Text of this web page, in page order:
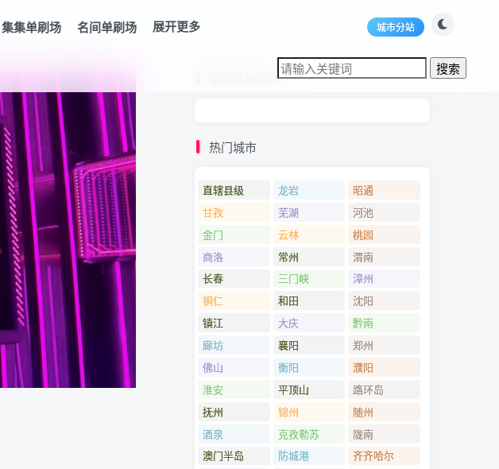
集集单刷场 名间单刷场 展开更多 城市分站
草屯热榜资讯
热门城市
直辖县级 龙岩
昭通
甘孜
芜湖
河池
金门
云林
桃园
商洛
常州
渭南
长春
三门峡
漳州
铜仁
和田
沈阳
镇江
大庆
黔南
廊坊
襄阳
郑州
佛山
衡阳
濮阳
淮安
平顶山
路环岛
抚州
锦州
随州
酒泉
克孜勒苏
陇南
澳门半岛
防城港
齐齐哈尔